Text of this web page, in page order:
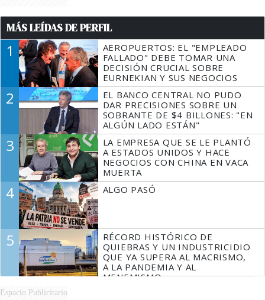
MÁS LEÍDAS DE PERFIL
1
AEROPUERTOS: EL "EMPLEADO
FALLADO" DEBE TOMAR UNA
DECISIÓN CRUCIAL SOBRE
EURNEKIAN Y SUS NEGOCIOS
2
EL BANCO CENTRAL NO PUDO
DAR PRECISIONES SOBRE UN
SOBRANTE DE $4 BILLONES: "EN
ALGÚN LADO ESTÁN"
3
LA EMPRESA QUE SE LE PLANTÓ
A ESTADOS UNIDOS Y HACE
NEGOCIOS CON CHINA EN VACA
MUERTA
4 ALGO PASÓ
5
RÉCORD HISTÓRICO DE
QUIEBRAS Y UN INDUSTRICIDIO
QUE YA SUPERA AL MACRISMO,
A LA PANDEMIA Y AL
MENEMISMO
Espacio Publicitario